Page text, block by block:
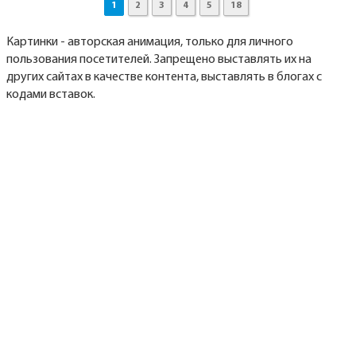
1 2 3 4 5 18
Картинки - авторская анимация, только для личного
пользования посетителей. Запрещено выставлять их на
других сайтах в качестве контента, выставлять в блогах с
кодами вставок.